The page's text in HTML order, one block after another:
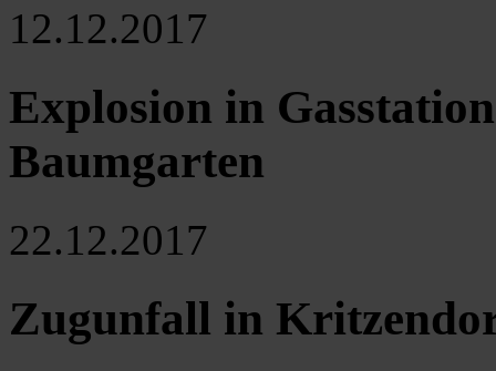
12.12.2017
Explosion in
Baumgarten
22.12.2017
Zugunfall in